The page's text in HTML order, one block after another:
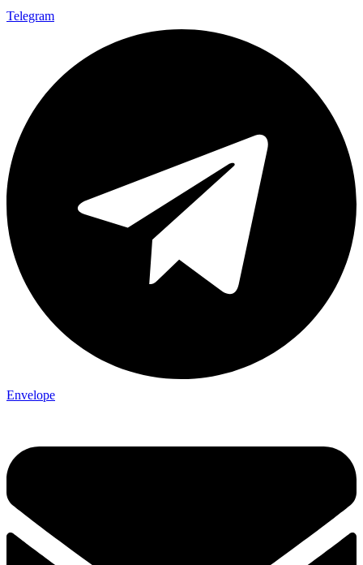
Telegram
Envelope